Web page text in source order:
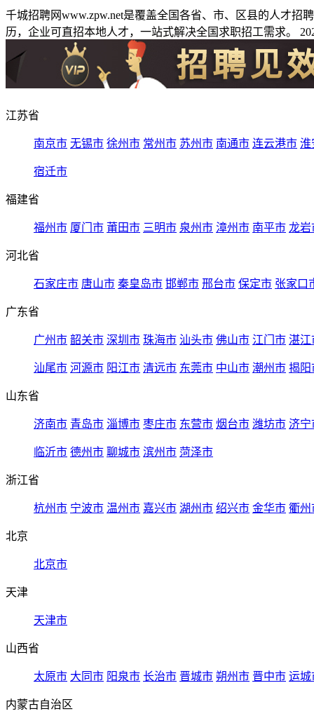
千城招聘网www.zpw.net是覆盖全国各省、市、区县的人才
历，企业可直招本地人才，一站式解决全国求职招工需求。
江苏省
南京市 无锡市 徐州市 常州市 苏州市 南通市 连云港市 淮
宿迁市
福建省
福州市 厦门市 莆田市 三明市 泉州市 漳州市 南平市 龙岩
河北省
石家庄市 唐山市 秦皇岛市 邯郸市 邢台市 保定市 张家口
广东省
广州市 韶关市 深圳市 珠海市 汕头市 佛山市 江门市 湛江
汕尾市 河源市 阳江市 清远市 东莞市 中山市 潮州市 揭阳
山东省
济南市 青岛市 淄博市 枣庄市 东营市 烟台市 潍坊市 济宁
临沂市 德州市 聊城市 滨州市 菏泽市
浙江省
杭州市 宁波市 温州市 嘉兴市 湖州市 绍兴市 金华市 衢州
北京
北京市
天津
天津市
山西省
太原市 大同市 阳泉市 长治市 晋城市 朔州市 晋中市 运城
内蒙古自治区